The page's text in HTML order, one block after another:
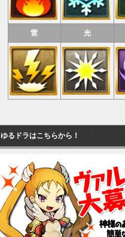
雷 光
ゆるドラはこちらから！